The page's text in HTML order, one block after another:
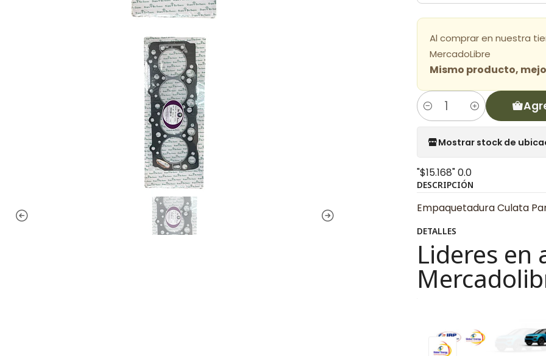
Al comprar en nuestra
MercadoLibre
Mismo producto,
Cantidad
Mostrar stock de
"$15.168"0.0
DESCRIPCIÓN
Empaquetadura Culata
DETALLES
Lideres en